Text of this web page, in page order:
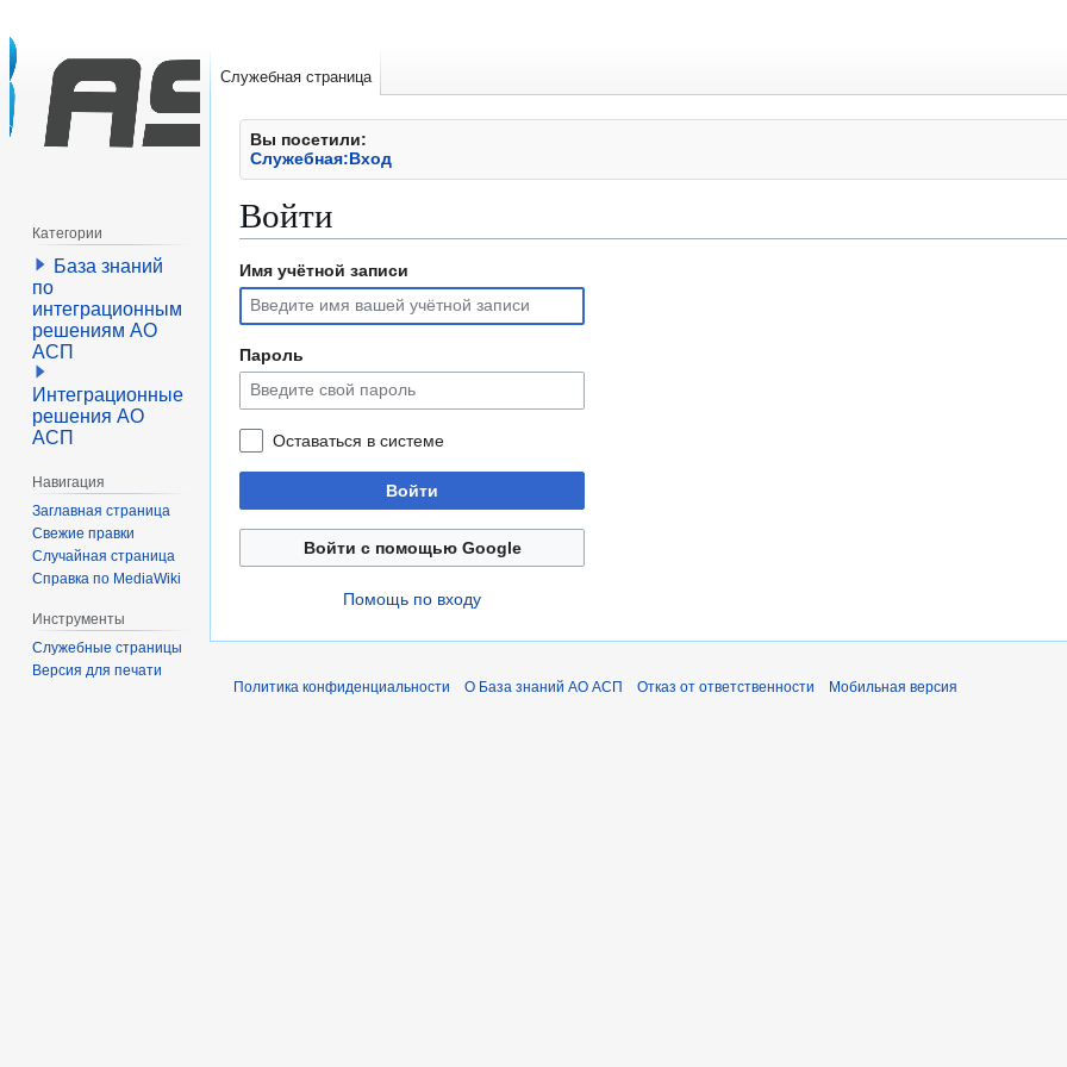
Вы посетили:
Служебная:Вход
Войти
Перейти
навигации
Перейти
поиску
Имя учётной записи
Пароль
Оставаться в системе
Войти
Войти с помощью Google
Помощь по входу
Служебная страница
Категории
База знаний
по
интеграционным
решениям АО
АСП
Интеграционные
решения АО
АСП
Навигация
Заглавная страница
Свежие правки
Случайная страница
Справка по MediaWiki
Инструменты
Служебные страницы
Версия для печати
Политика конфиденциальности
О База знаний АО АСП Отказ от ответственности Мобильная версия